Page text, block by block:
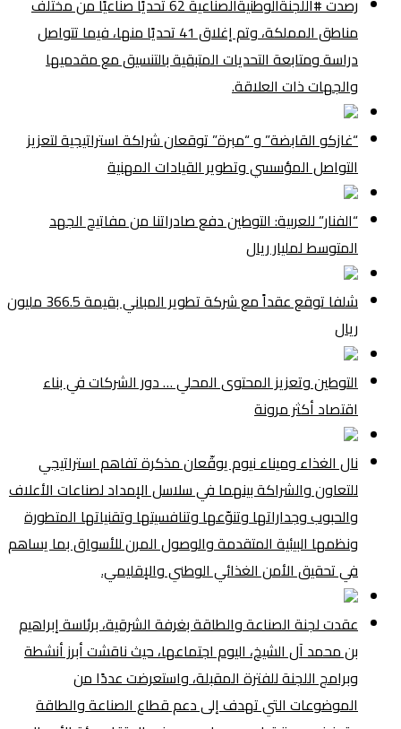
مناطق المملكة، وتم إغلاق 41 تحديًا منها، فيما تتواصل
دراسة ومتابعة التحديات المتبقية بالتنسيق مع مقدميها
والجهات ذات العلاقة.
“غازكو القابضة” و “مبرة” توقعان شراكة استراتيجية لتعزيز
التواصل المؤسسي وتطوير القيادات المهنية
“الفنار” للعربية: التوطين دفع صادراتنا من مفاتيح الجهد
المتوسط لمليار ريال
شلفا توقع عقداً مع شركة تطوير المباني بقيمة 366.5 مليون
ريال
التوطين وتعزيز المحتوى المحلي … دور الشركات في بناء
اقتصاد أكثر مرونة
نال الغذاء وميناء نيوم يوقّعان مذكرة تفاهم استراتيجي
للتعاون والشراكة بينهما في سلاسل الإمداد لصناعات الأعلاف
والحبوب وجداراتها وتنوّعها وتنافسيتها وتقنياتها المتطورة
ونظمها البيئية المتقدمة والوصول المرن للأسواق بما يساهم
في تحقيق الأمن الغذائي الوطني والإقليمي.
عقدت لجنة الصناعة والطاقة بغرفة الشرقية، برئاسة إبراهيم
بن محمد آل الشيخ، اليوم اجتماعها، حيث ناقشت أبرز أنشطة
وبرامج اللجنة للفترة المقبلة، واستعرضت عددًا من
الموضوعات التي تهدف إلى دعم قطاع الصناعة والطاقة